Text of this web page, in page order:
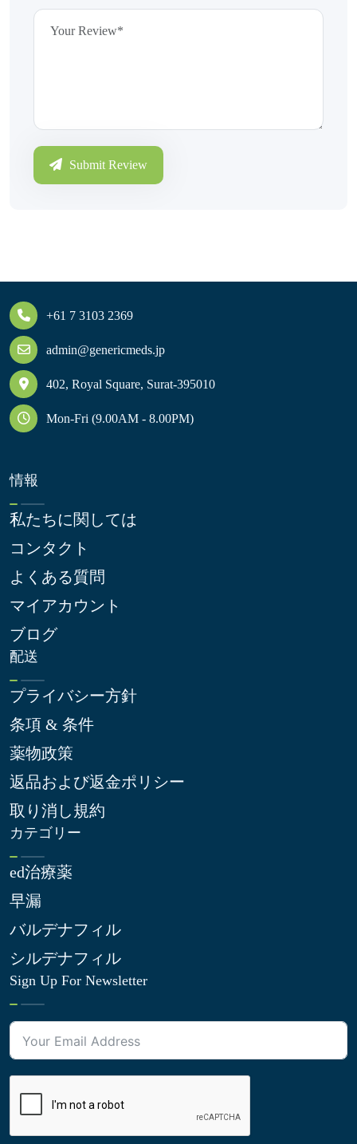
Submit Review
+61 7 3103 2369
admin@genericmeds.jp
402, Royal Square, Surat-395010
Mon-Fri (9.00AM - 8.00PM)
情報
私たちに関しては
コンタクト
よくある質問
マイアカウント
ブログ
配送
プライバシー方針
条項 & 条件
薬物政策
返品および返金ポリシー
取り消し規約
カテゴリー
ed治療薬
早漏
バルデナフィル
シルデナフィル
Sign Up For Newsletter